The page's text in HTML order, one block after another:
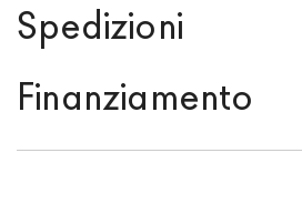
Spedizioni
Forniture Europaègratuita
Finanziamento